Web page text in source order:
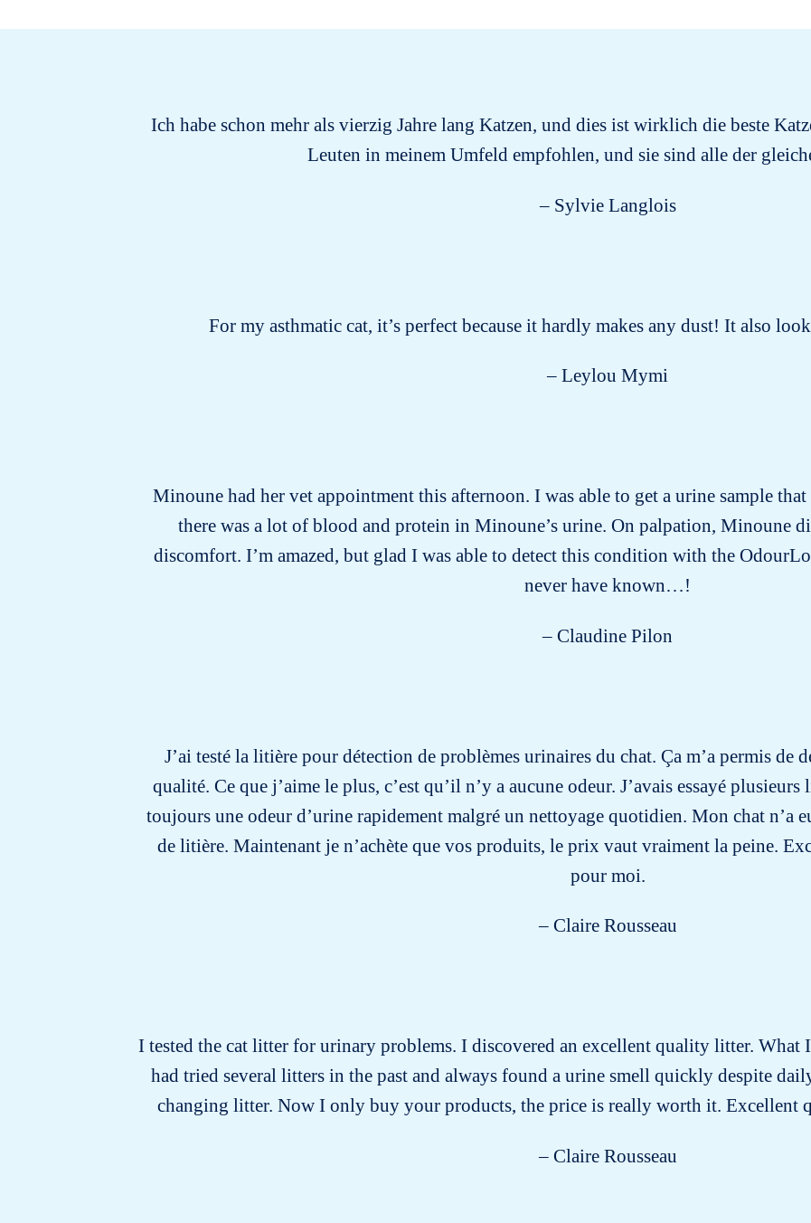
Ich habe schon mehr als vierzig Jahre lang Katzen, und dies ist wirklich die beste
Leuten in meinem Umfeld empfohlen, und sie sind alle der
– Sylvie Langlois
For my asthmatic cat, it’s perfect because it hardly makes any dust! It also
– Leylou Mymi
Minoune had her vet appointment this afternoon. I was able to get a urine sample
there was a lot of blood and protein in Minoune’s urine. On palpation, Minoune
discomfort. I’m amazed, but glad I was able to detect this condition with the
never have known…!
– Claudine Pilon
J’ai testé la litière pour détection de problèmes urinaires du chat. Ça m’a permis de
qualité. Ce que j’aime le plus, c’est qu’il n’y a aucune odeur. J’avais essayé
toujours une odeur d’urine rapidement malgré un nettoyage quotidien. Mon chat n’a
de litière. Maintenant je n’achète que vos produits, le prix vaut vraiment la peine.
pour moi.
– Claire Rousseau
I tested the cat litter for urinary problems. I discovered an excellent quality litter. What
had tried several litters in the past and always found a urine smell quickly despite
changing litter. Now I only buy your products, the price is really worth it. Excellent
– Claire Rousseau